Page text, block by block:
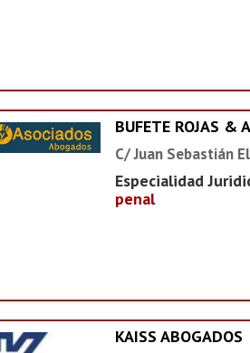
BUFETE ROJAS &
C/ Juan Sebastián
Especialidad
penal
KAISS ABOGADOS